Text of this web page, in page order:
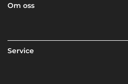
Om oss
Service